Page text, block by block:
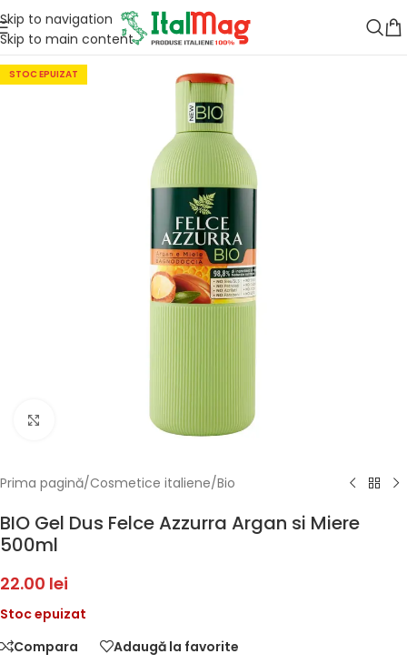
Skip to navigation
Skip to main content
STOC EPUIZAT
Faceți click pentru a mări
Prima pagină/Cosmetice italiene/Bio
BIO Gel Dus Felce Azzurra Argan si Miere
500ml
22.00 lei
Stoc epuizat
Compara
Adaugă la favorite